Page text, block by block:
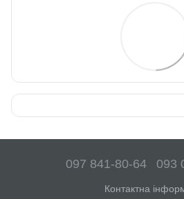
097 841-80-64 093
Контактна